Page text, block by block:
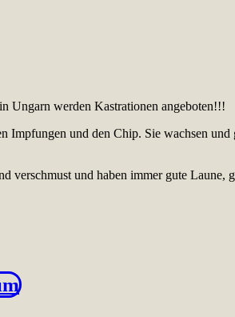
Ungarn werden Kastrationen angeboten!!!
und den Chip. Sie wachsen
und haben immer gute Laune,